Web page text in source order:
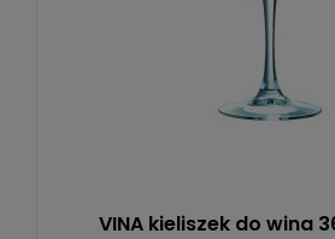
VINA kieliszek do wina